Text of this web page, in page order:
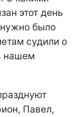
этот день
нужно было
судили о
нашем
Павел,